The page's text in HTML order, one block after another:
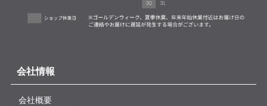
会社情報
会社概要